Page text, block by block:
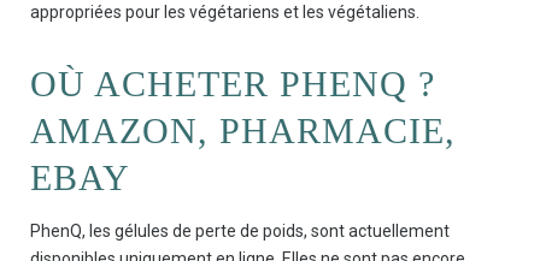
appropriées pour les végétariens et les végétaliens.
OÙ ACHETER PHENQ ?
AMAZON, PHARMACIE,
EBAY
PhenQ, les gélules de perte de poids, sont actuellement